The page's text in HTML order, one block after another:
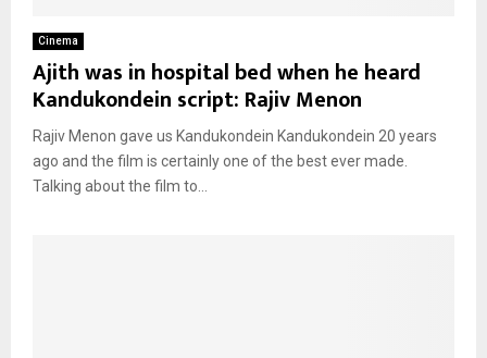
Cinema
Ajith was in hospital bed when he heard
Kandukondein script: Rajiv Menon
Rajiv Menon gave us Kandukondein Kandukondein 20 years
ago and the film is certainly one of the best ever made.
Talking about the film to...